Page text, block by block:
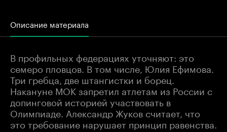
Описание материала
В профильных федерациях уточняют: это
семеро пловцов. В том числе, Юлия Ефимова.
Три гребца, две штангистки и борец.
Накануне МОК запретил атлетам из России с
допинговой историей участвовать в
Олимпиаде. Александр Жуков считает, что
это требование нарушает принцип равенства.